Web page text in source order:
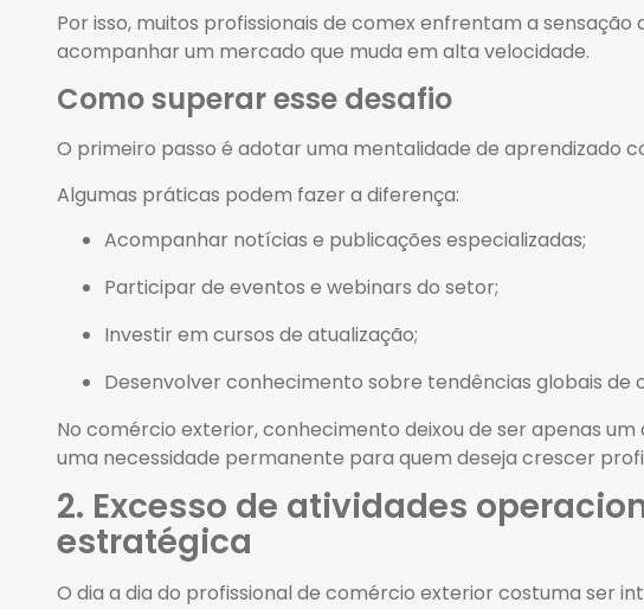
Por isso, muitos profissionais de comex enfrentam a
acompanhar um mercado que muda em alta velocidade.
Como superar esse desafio
O primeiro passo é adotar uma mentalidade de aprendizado
Algumas práticas podem fazer a diferença:
Acompanhar notícias e publicações especializadas;
Participar de eventos e webinars do setor;
Investir em cursos de atualização;
Desenvolver conhecimento sobre tendências globais de
No comércio exterior, conhecimento deixou de ser apenas
uma necessidade permanente para quem deseja crescer
2. Excesso de atividades
estratégica
O dia a dia do profissional de comércio exterior costuma ser